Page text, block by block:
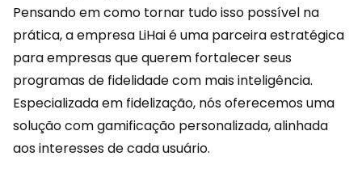
Pensando em como tornar tudo isso possível na
prática, a empresa LiHaié uma parceira estratégica
para empresas que querem fortalecer seus
programas de fidelidade com mais inteligência.
Especializada em fidelização, nós oferecemos uma
solução com gamificação personalizada, alinhada
aos interesses de cada usuário.